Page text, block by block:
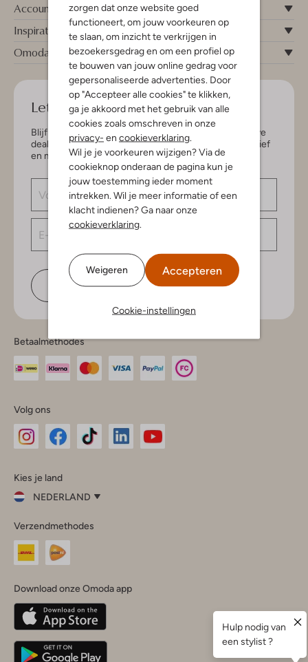
zorgen dat onze website goed
functioneert, om jouw voorkeuren op
te slaan, om inzicht te verkrijgen in
bezoekersgedrag en om een profiel op
te bouwen van jouw online gedrag voor
gepersonaliseerde advertenties. Door
op "Accepteer alle cookies" te klikken,
ga je akkoord met het gebruik van alle
cookies zoals omschreven in onze
privacy- en cookieverklaring
Wil je je voorkeuren wijzigen? Via de
cookieknop onderaan de pagina kun je
jouw toestemming ieder moment
intrekken. Wil je meer informatie of een
klacht indienen? Ga naar onze
cookieverklaring
Weigeren Accepteren
Cookie-instellingen
Account
Inspiratie
Omoda
Let's keep in touch!
Blijf op de hoogte van de nieuwste items en exclusieve
deals, speciaal voor jou. Schrijf je in voor de nieuwsbrief
en maak kans op € 150,- shoptegoed.
Schrijf je in
Betaalmethodes
Volg ons
InstagramFacebook
Kies je land
NEDERLAND
je
land
Nederland
Belgique(Français)
Deutschland
Verzendmethodes
Download onze Omoda app